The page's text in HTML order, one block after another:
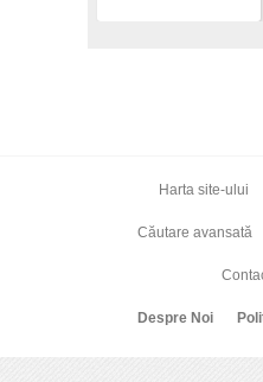
Harta site-ului
Căutare avansată
Despre Noi